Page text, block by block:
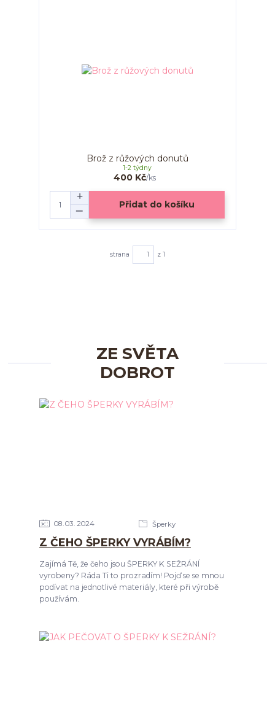
Brož z růžových donutů
400 Kč/ks
1-2 týdny
Přidat do košíku
strana z 1
ZE SVĚTA
DOBROT
08 03 2024 Šperky
Z ČEHO ŠPERKY VYRÁBÍM?
Zajímá Tě, že čeho jsou ŠPERKY K SEŽRÁNÍ
vyrobeny? Ráda Ti to prozradím! Pojď se se mnou
podívat na jednotlivé materiály, které při výrobě
používám.